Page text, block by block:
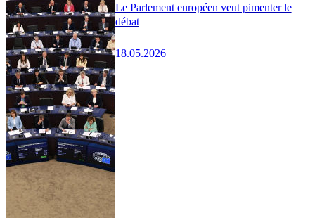
Le Parlement européen veut pimenter le
débat
18.05.2026